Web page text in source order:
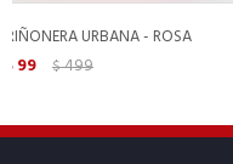
RIÑONERA URBANA - ROSA
$ 99 $499